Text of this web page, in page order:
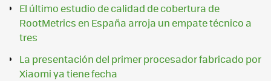
El último estudio de calidad de cobertura de
RootMetrics en España arroja un empate técnico a
tres
La presentación del primer procesador fabricado por
Xiaomi ya tiene fecha